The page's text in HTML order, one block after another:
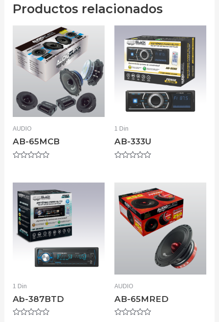
Productos relacionados
AUDIO
AB-65MCB
1 Din
AB-333U
1 Din
Ab-387BTD
AUDIO
AB-65MRED